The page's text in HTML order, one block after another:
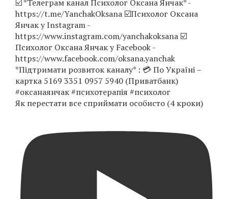
Як перестати все сприймати особисто (4 кроки)